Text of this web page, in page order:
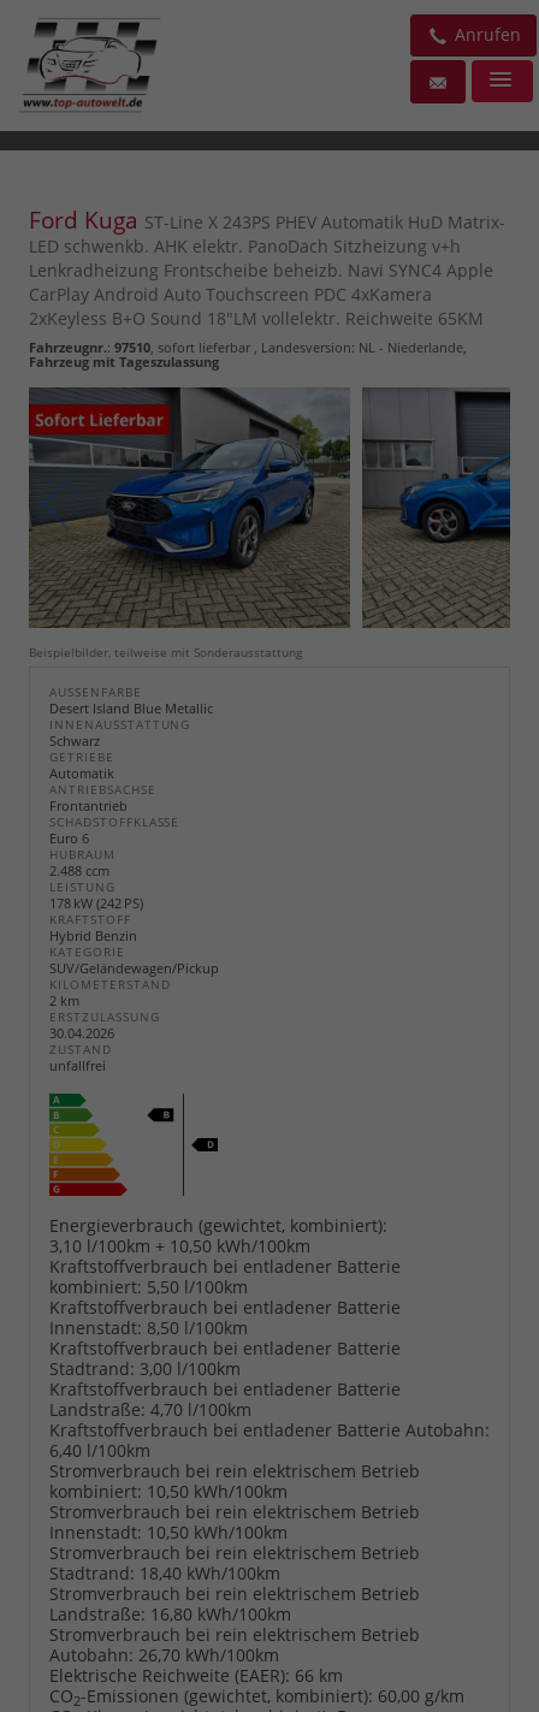
Anrufen
Ford Kuga ST-Line X 243PS PHEV Automatik HuD Matrix-
LED schwenkb. AHK elektr. PanoDach Sitzheizung v+h
Lenkradheizung Frontscheibe beheizb. Navi SYNC4 Apple
CarPlay Android Auto Touchscreen PDC 4xKamera
2xKeyless B+O Sound 18"LM vollelektr. Reichweite 65KM
Fahrzeugnr.: 97510 sofort lieferbar , Landesversion: NL - Niederlande,
Fahrzeug mit Tageszulassung
Beispielbilder, teilweise mit Sonderausstattung
AUSSENFARBE
Desert Island Blue Metallic
INNENAUSSTATTUNG
Schwarz
GETRIEBE
Automatik
ANTRIEBSACHSE
Frontantrieb
SCHADSTOFFKLASSE
Euro 6
HUBRAUM
2.488 ccm
LEISTUNG
178 kW (242 PS)
KRAFTSTOFF
Hybrid Benzin
KATEGORIE
SUV/Geländewagen/Pickup
KILOMETERSTAND
2 km
ERSTZULASSUNG
30.04.2026
ZUSTAND
unfallfrei
Energieverbrauch (gewichtet, kombiniert):
3,10 l/100km + 10,50 kWh/100km
Kraftstoffverbrauch bei entladener Batterie
kombiniert: 5,50 l/100km
Kraftstoffverbrauch bei entladener Batterie
Innenstadt: 8,50 l/100km
Kraftstoffverbrauch bei entladener Batterie
Stadtrand: 3,00 l/100km
Kraftstoffverbrauch bei entladener Batterie
Landstraße: 4,70 l/100km
Kraftstoffverbrauch bei entladener Batterie Autobahn:
6,40 l/100km
Stromverbrauch bei rein elektrischem Betrieb
kombiniert: 10,50 kWh/100km
Stromverbrauch bei rein elektrischem Betrieb
Innenstadt: 10,50 kWh/100km
Stromverbrauch bei rein elektrischem Betrieb
Stadtrand: 18,40 kWh/100km
Stromverbrauch bei rein elektrischem Betrieb
Landstraße: 16,80 kWh/100km
Stromverbrauch bei rein elektrischem Betrieb
Autobahn: 26,70 kWh/100km
Elektrische Reichweite (EAER): 66 km
CO2-Emissionen (gewichtet, kombiniert): 60,00 g/km